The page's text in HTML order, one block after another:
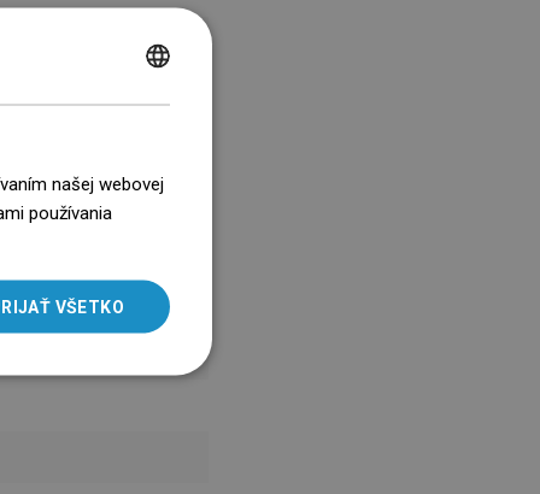
LITHUANIAN
ROMANIAN
našej webovej
používania
VŠETKO